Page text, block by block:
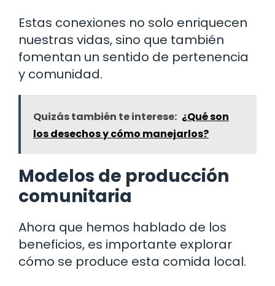
Estas conexiones no solo enriquecen
nuestras vidas, sino que también
fomentan un sentido de pertenencia
y comunidad.
Quizás también te interese: ¿Qué son
los desechos y cómo manejarlos?
Modelos de producción
comunitaria
Ahora que hemos hablado de los
beneficios, es importante explorar
cómo se produce esta comida local.